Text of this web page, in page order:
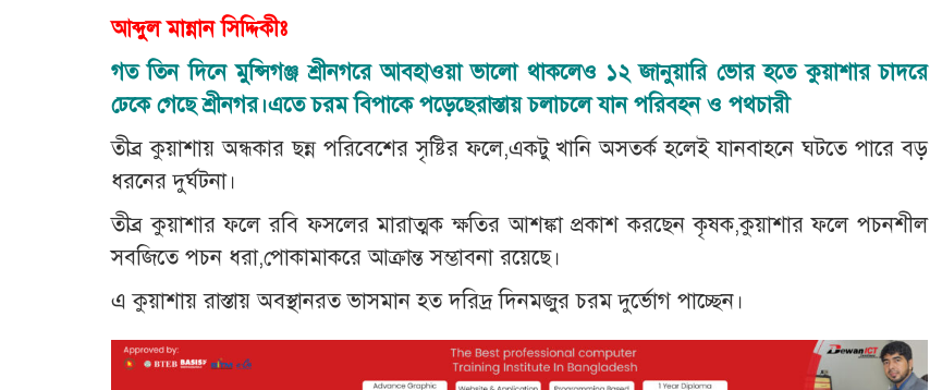
আব্দুল মান্নান সিদ্দিকীঃ
গত তিন দিনে মুন্সিগঞ্জ শ্রীনগরে আবহাওয়া ভালো থাকলেও ১২ জানুয়ারি ভোর হতে কুয়াশার চাদরে
ঢেকে গেছে শ্রীনগর।এতে চরম বিপাকে পড়েছেরাস্তায় চলাচলে যান পরিবহন ও পথচারী
তীব্র কুয়াশায় অন্ধকার ছন্ন পরিবেশের সৃষ্টির ফলে,একটু খানি অসতর্ক হলেই যানবাহনে ঘটতে পারে বড়
ধরনের দুর্ঘটনা।
তীব্র কুয়াশার ফলে রবি ফসলের মারাত্মক ক্ষতির আশঙ্কা প্রকাশ করছেন কৃষক,কুয়াশার ফলে পচনশীল
সবজিতে পচন ধরা,পোকামাকরে আক্রান্ত সম্ভাবনা রয়েছে।
এ কুয়াশায় রাস্তায় অবস্থানরত ভাসমান হত দরিদ্র দিনমজুর চরম দুর্ভোগ পাচ্ছেন।